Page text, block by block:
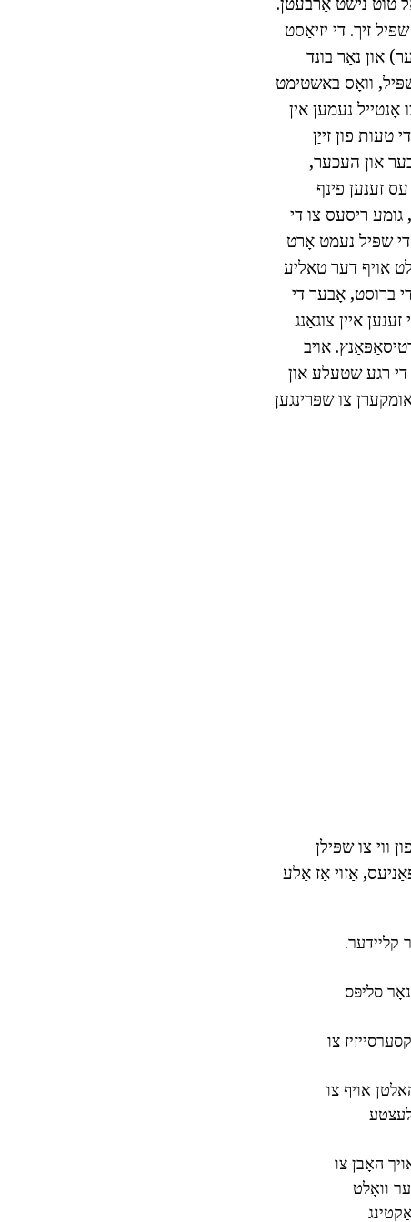
זיך. די יזיאַסט
גומע רעכט גרייס (עס קענען זיין 2-4 מעטער) און נאָר בונד
וואָס באשטימט
אָנטייל נעמען אין
טעות פון זייַן
און העכער,
זענען פינף
ריסעס צו די
די שפּיל נעמט אָרט
אויף דער טאַליע
ברוסט, אָבער די
איין צוגאַנג
אויב
רגע שטעלע און
צו שפּרינגען
ווי צו שפּילן
אַזוי אַז אַלע
קליידער.
סליפּס
צו
אויף צו
האָבן צו
וואָלט